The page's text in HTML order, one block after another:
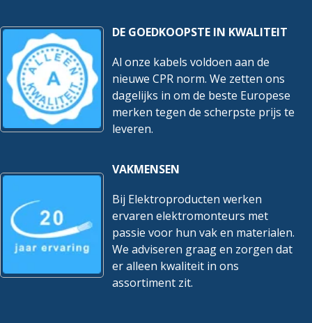
DE GOEDKOOPSTE IN KWALITEIT
Al onze kabels voldoen aan de
nieuwe CPR norm. We zetten ons
dagelijks in om de beste Europese
merken tegen de scherpste prijs te
leveren.
VAKMENSEN
Bij Elektroproducten werken
ervaren elektromonteurs met
passie voor hun vak en materialen.
We adviseren graag en zorgen dat
er alleen kwaliteit in ons
assortiment zit.